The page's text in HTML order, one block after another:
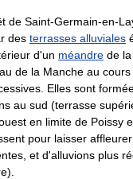
de Saint-Germain-en-
des terrasses alluviales
d'un méandre de
de la Manche au
Elles sont
au sud (terrasse
en limite de Poissy
pour laisser
et d'alluvions plus